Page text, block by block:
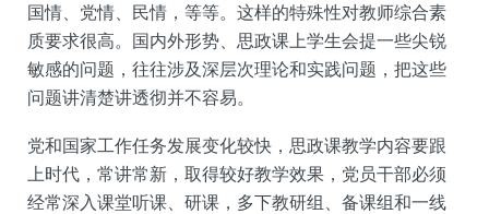
国情、党情、民情，等等。这样的特殊性对教师综合素
质要求很高。国内外形势、思政课上学生会提一些尖锐
敏感的问题，往往涉及深层次理论和实践问题，把这些
问题讲清楚讲透彻并不容易。
党和国家工作任务发展变化较快，思政课教学内容要跟
上时代，常讲常新，取得较好教学效果，党员干部必须
经常深入课堂听课、研课，多下教研组、备课组和一线